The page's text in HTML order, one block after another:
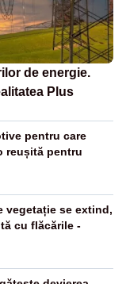
de energie.
Plus
pentru care
reușită pentru
vegetație se extind,
cu flăcările -